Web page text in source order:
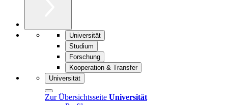
Universität
Studium
Forschung
Kooperation & Transfer
Universität
Zur Übersichtsseite Universität